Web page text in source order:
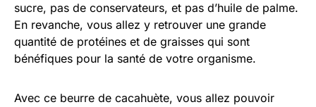
sucre, pas de conservateurs, et pas d’huile de palme.
En revanche, vous allez y retrouver une grande
quantité de protéines et de graisses qui sont
bénéfiques pour la santé de votre organisme.
Avec ce beurre de cacahuète, vous allez pouvoir